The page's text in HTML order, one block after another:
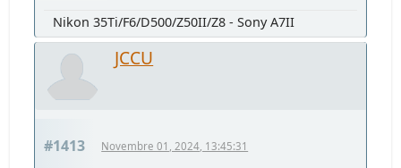
Nikon 35Ti/F6/D500/Z50II/Z8 - Sony A7II
JCCU
#1413 Novembre 01, 2024, 13:45:31